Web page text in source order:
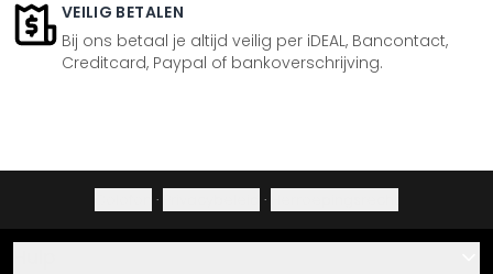
VEILIG BETALEN
Bij ons betaal je altijd veilig per iDEAL, Bancontact,
Creditcard, Paypal of bankoverschrijving.
· ·